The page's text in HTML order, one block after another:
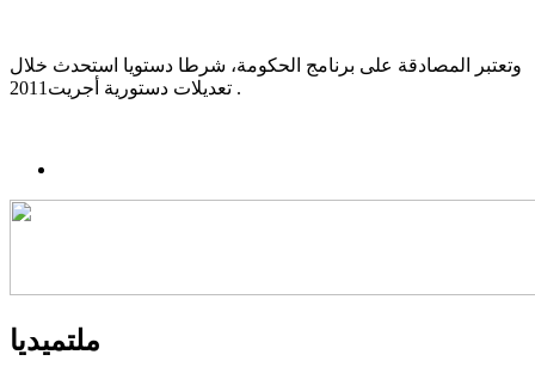
وتعتبر المصادقة على برنامج الحكومة، شرطا دستويا استحدث خلال
تعديلات دستورية أجريت2011 .
ملتميديا